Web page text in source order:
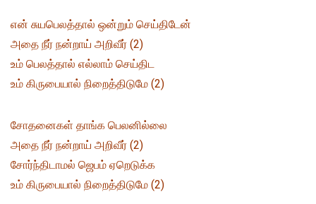
என் சுயபெலத்தால் ஒன்றும் செய்திடேன்
அதை நீர் நன்றாய் அறிவீர் (2)
உம் பெலத்தால் எல்லாம் செய்திட
உம் கிருபையால் நிறைத்திடுமே (2)
சோதனைகள் தாங்க பெலனில்லை
அதை நீர் நன்றாய் அறிவீர் (2)
சோர்ந்திடாமல் ஜெபம் ஏறெடுக்க
உம் கிருபையால் நிறைத்திடுமே (2)